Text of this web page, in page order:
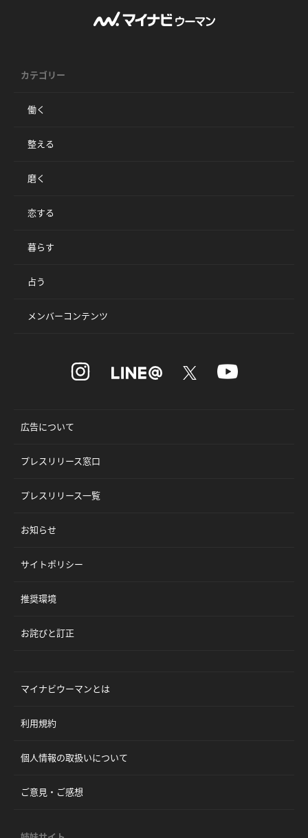
カテゴリー
働く
整える
磨く
恋する
暮らす
占う
メンバーコンテンツ
広告について
プレスリリース窓口
プレスリリース一覧
お知らせ
サイトポリシー
推奨環境
お詫びと訂正
マイナビウーマンとは
利用規約
個人情報の取扱いについて
ご意見・ご感想